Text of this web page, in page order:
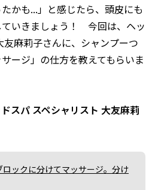
かも...」と感じたら、頭皮にも
ていきましょう！ 今回は、ヘッ
友麻莉子さんに、シャンプーつ
ージ」の仕方を教えてもらいま
スパ スペシャリスト 大友麻莉
ロックに分けてマッサージ。分け